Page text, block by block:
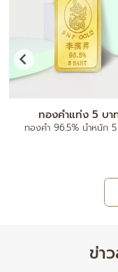
จี้ตัวอักษร A-Z
ทองคำ 96.5% น้ำหนัก ครึ่ง
ข่า